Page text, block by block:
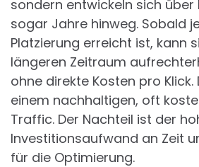
sondern entwickeln sich
sogar Jahre hinweg. Sobald
Platzierung erreicht ist, kann
längeren Zeitraum
ohne direkte Kosten pro Klick.
einem nachhaltigen, oft
Traffic. Der Nachteil ist der
Investitionsaufwand an Zeit
für die Optimierung.